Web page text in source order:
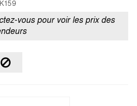
vous pour voir les prix des